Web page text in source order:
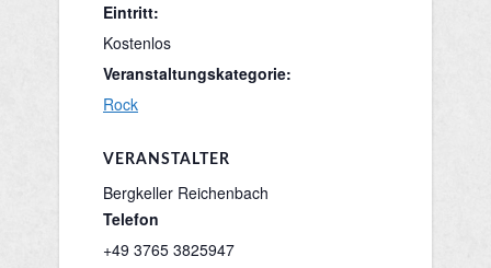
Eintritt:
Kostenlos
Veranstaltungskategorie:
Rock
VERANSTALTER
Bergkeller Reichenbach
Telefon
+49 3765 3825947